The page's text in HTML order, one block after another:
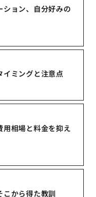
ション、自分好みの
イミングと注意点
相場と料金を抑え
こから得た教訓